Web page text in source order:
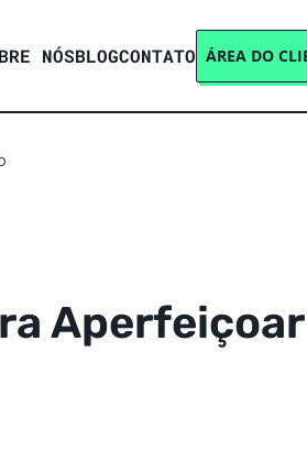
NÓSBLOGCONTATO ÁREA DO
Aperfeiçoar